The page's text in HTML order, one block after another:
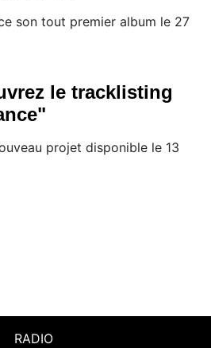
son tout premier album le 27
le tracklisting
projet disponible le 13
RADIO